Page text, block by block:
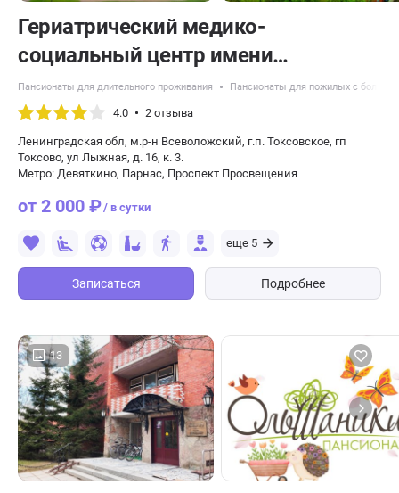
Гериатрический медико-
социальный центр имени
Императрицы Марии Федоровны
Пансионаты для длительного проживания Пансионаты для пожилых с
4.0 2 отзыва
Ленинградская обл, м.р-н Всеволожский, г.п. Токсовское, гп
Токсово, ул Лыжная, д. 16, к. 3.
Метро: Девяткино, Парнас, Проспект Просвещения
от 2 000 ₽/ в сутки
еще 5
Записаться Подробнее
13